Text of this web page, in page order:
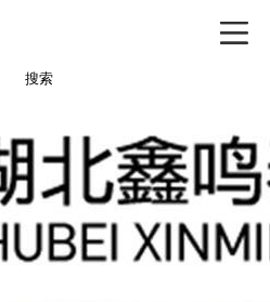
搜索